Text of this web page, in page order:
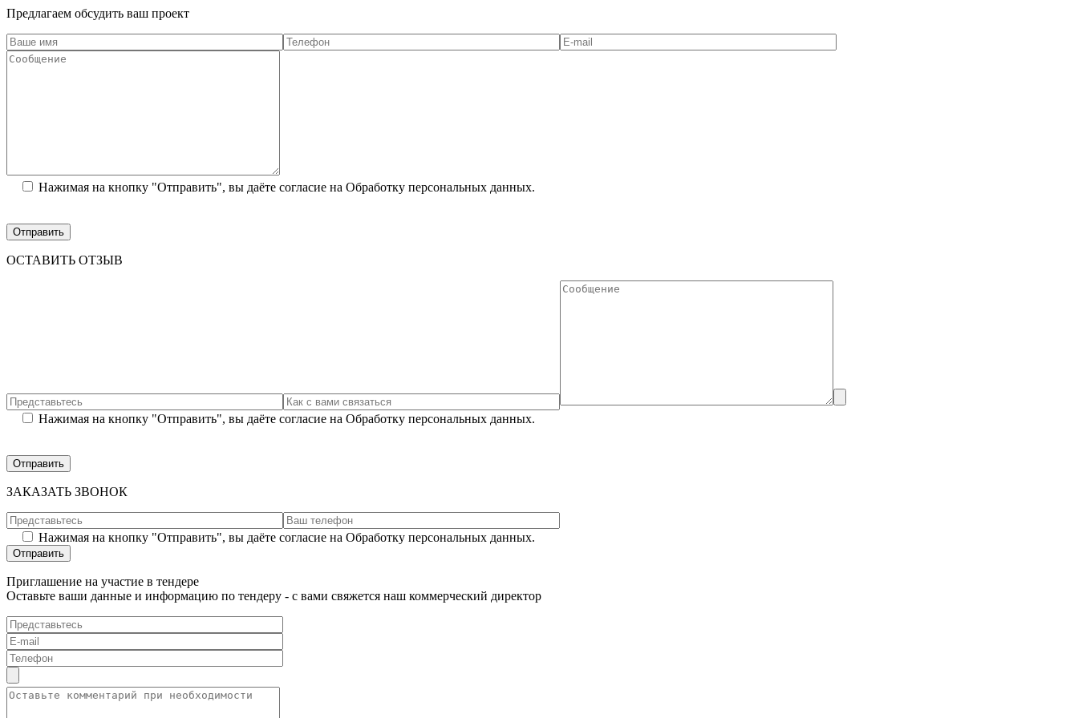
Предлагаем обсудить ваш проект
Нажимая на кнопку "Отправить", вы даёте согласие на Обработку персональных данных.
ОСТАВИТЬ ОТЗЫВ
Нажимая на кнопку "Отправить", вы даёте согласие на Обработку персональных данных.
ЗАКАЗАТЬ ЗВОНОК
Нажимая на кнопку "Отправить", вы даёте согласие на Обработку персональных данных.
Приглашение на участие в тендере
Оставьте ваши данные и информацию по тендеру - с вами свяжется наш коммерческий директор